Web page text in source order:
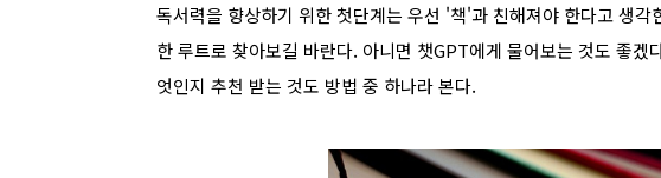
독서력을 향상하기 위한 첫단계는 우선 '책'과 친해져야 한다고 생
한 루트로 찾아보길 바란다. 아니면 챗GPT에게 물어보는 것도 좋
엇인지 추천 받는 것도 방법 중 하나라 본다.